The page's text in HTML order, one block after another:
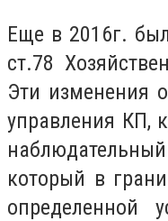
Еще в 2016г.
ст.78
Эти изменения
управления КП,
который в
определенной